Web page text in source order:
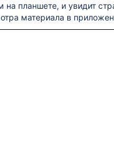
на планшете, и увидит
материала в